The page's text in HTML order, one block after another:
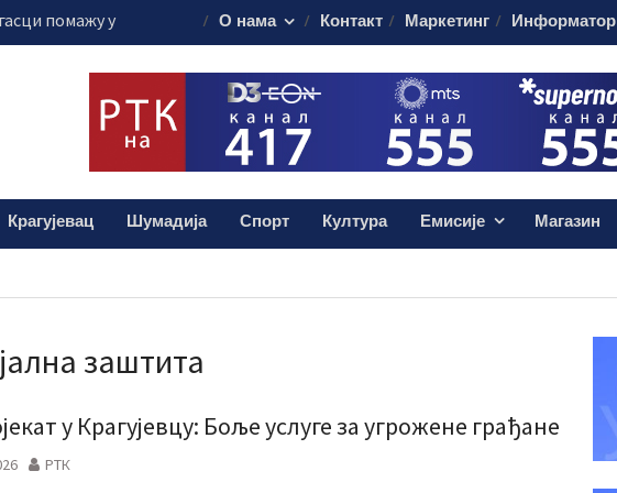
помажу у
Србије
саобраћаја“
у Крагујевцу
апарате
Андрић из
помоћ за
О нама Контакт Маркетинг Информатор
Крагујевац Шумадија Спорт Култура Емисије Магазин
заштита
у Крагујевцу: Боље услуге за угрожене грађане
РТК